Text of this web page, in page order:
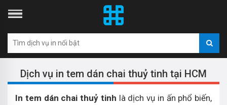
Dịch vụ in tem dán chai thuỷ tinh tại HCM
In tem dán chai thuỷ tinh là dịch vụ in ấn phổ biến,